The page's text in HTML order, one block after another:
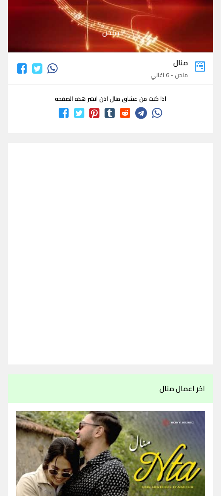
ملحن
منال
ملحن - 6 اغاني
اذا كنت من عشاق منال اذن انشر هذه الصفحة
اخر اعمال منال